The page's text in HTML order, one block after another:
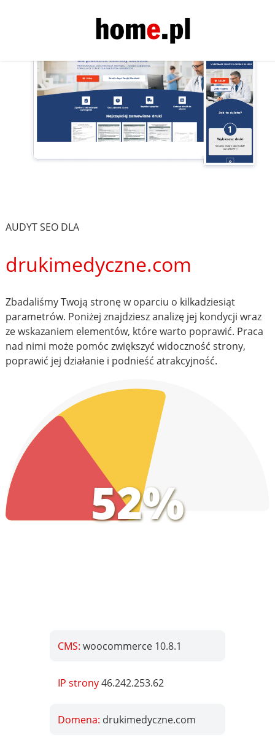
AUDYT SEO DLA
drukimedyczne.com
Zbadaliśmy Twoją stronę w oparciu o kilkadziesiąt
parametrów. Poniżej znajdziesz analizę jej kondycji wraz
ze wskazaniem elementów, które warto poprawić. Praca
nad nimi może pomóc zwiększyć widoczność strony,
poprawić jej działanie i podnieść atrakcyjność.
52%
CMS:woocommerce 10.8.1
IP strony46.242.253.62
Domena: drukimedyczne.com